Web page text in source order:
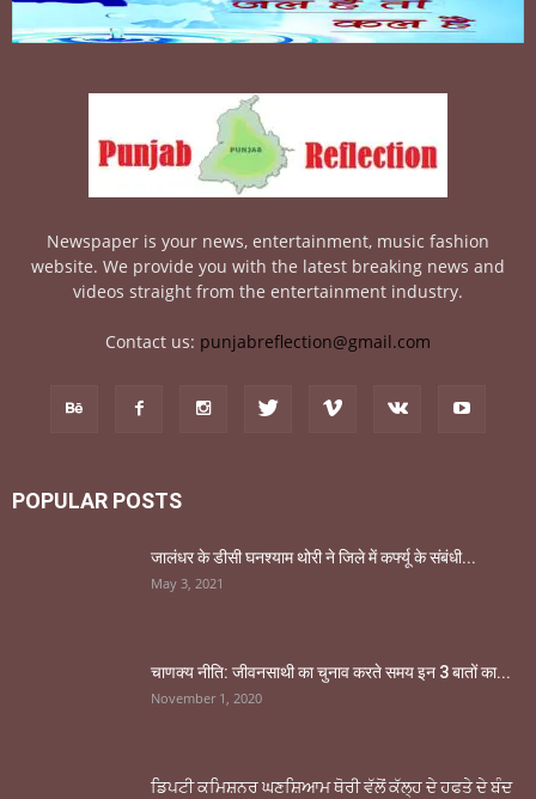
Newspaper is your news, entertainment, music fashion
website. We provide you with the latest breaking news and
videos straight from the entertainment industry.
Contact us: punjabreflection@gmail.com
POPULAR POSTS
जालंधर के डीसी घनश्याम थोरी ने जिले में कर्फ्यू के संबंधी...
May 3, 2021
चाणक्य नीति: जीवनसाथी का चुनाव करते समय इन 3 बातों का...
November 1, 2020
ਡਿਪਟੀ ਕਮਿਸ਼ਨਰ ਘਣਸ਼ਿਆਮ ਥੋਰੀ ਵੱਲੋਂ ਕੱਲ੍ਹ ਦੇ ਹਫਤੇ ਦੇ ਬੰਦ